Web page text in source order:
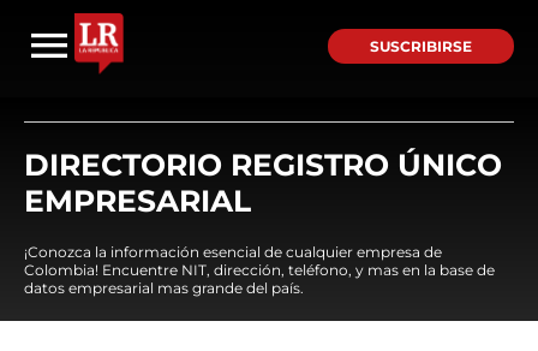
SUSCRIBIRSE
DIRECTORIO REGISTRO ÚNICO
EMPRESARIAL
¡Conozca la información esencial de cualquier empresa de
Colombia! Encuentre NIT, dirección, teléfono, y mas en la base de
datos empresarial mas grande del país.